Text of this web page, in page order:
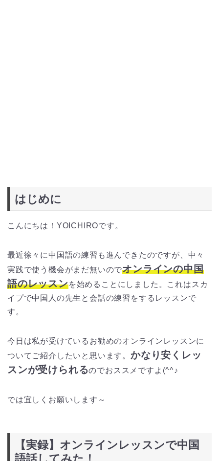
はじめに
こんにちは！YOICHIROです。
最近徐々に中国語の練習も進んできたのですが、中々
実践で使う機会がまだ無いのでオンラインの中国
語のレッスンを始めることにしました。 これはスカ
イプで中国人の先生と会話の練習をするレッスンで
す。
今日は私が受けているお勧めのオンラインレッスンに
ついてご紹介したいと思います。 かなり安くレッ
スンが受けられるのでおススメですよ(^^♪
では宜しくお願いします～
【実録】オンラインレッスンで中国